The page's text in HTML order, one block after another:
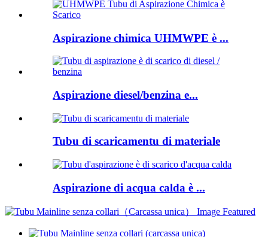
Aspirazione chimica UHMWPE è ...
Aspirazione diesel/benzina e...
Tubu di scaricamentu di materiale
Aspirazione di acqua calda è ...